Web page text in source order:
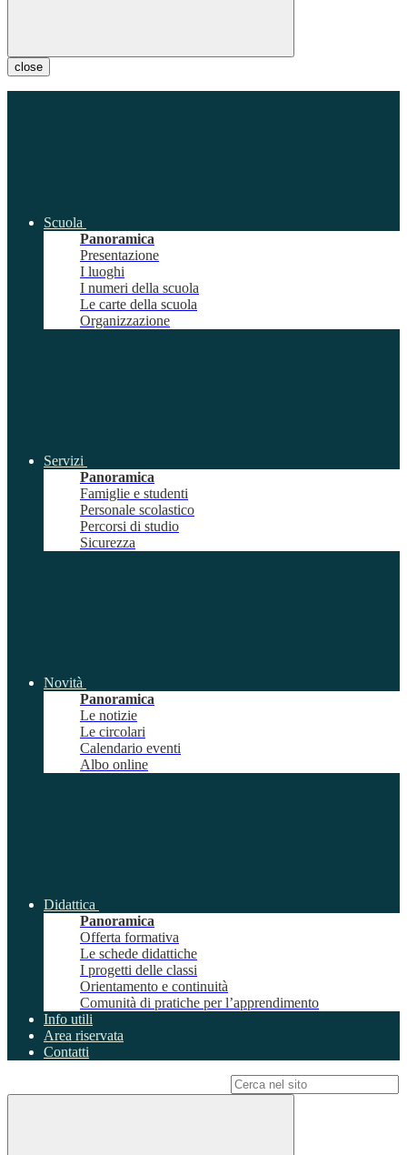
close
Scuola
Panoramica
Presentazione
I luoghi
I numeri della scuola
Le carte della scuola
Organizzazione
Servizi
Panoramica
Famiglie e studenti
Personale scolastico
Percorsi di studio
Sicurezza
Novità
Panoramica
Le notizie
Le circolari
Calendario eventi
Albo online
Didattica
Panoramica
Offerta formativa
Le schede didattiche
I progetti delle classi
Orientamento e continuità
Comunità di pratiche per l’apprendimento
Info utili
Area riservata
Contatti